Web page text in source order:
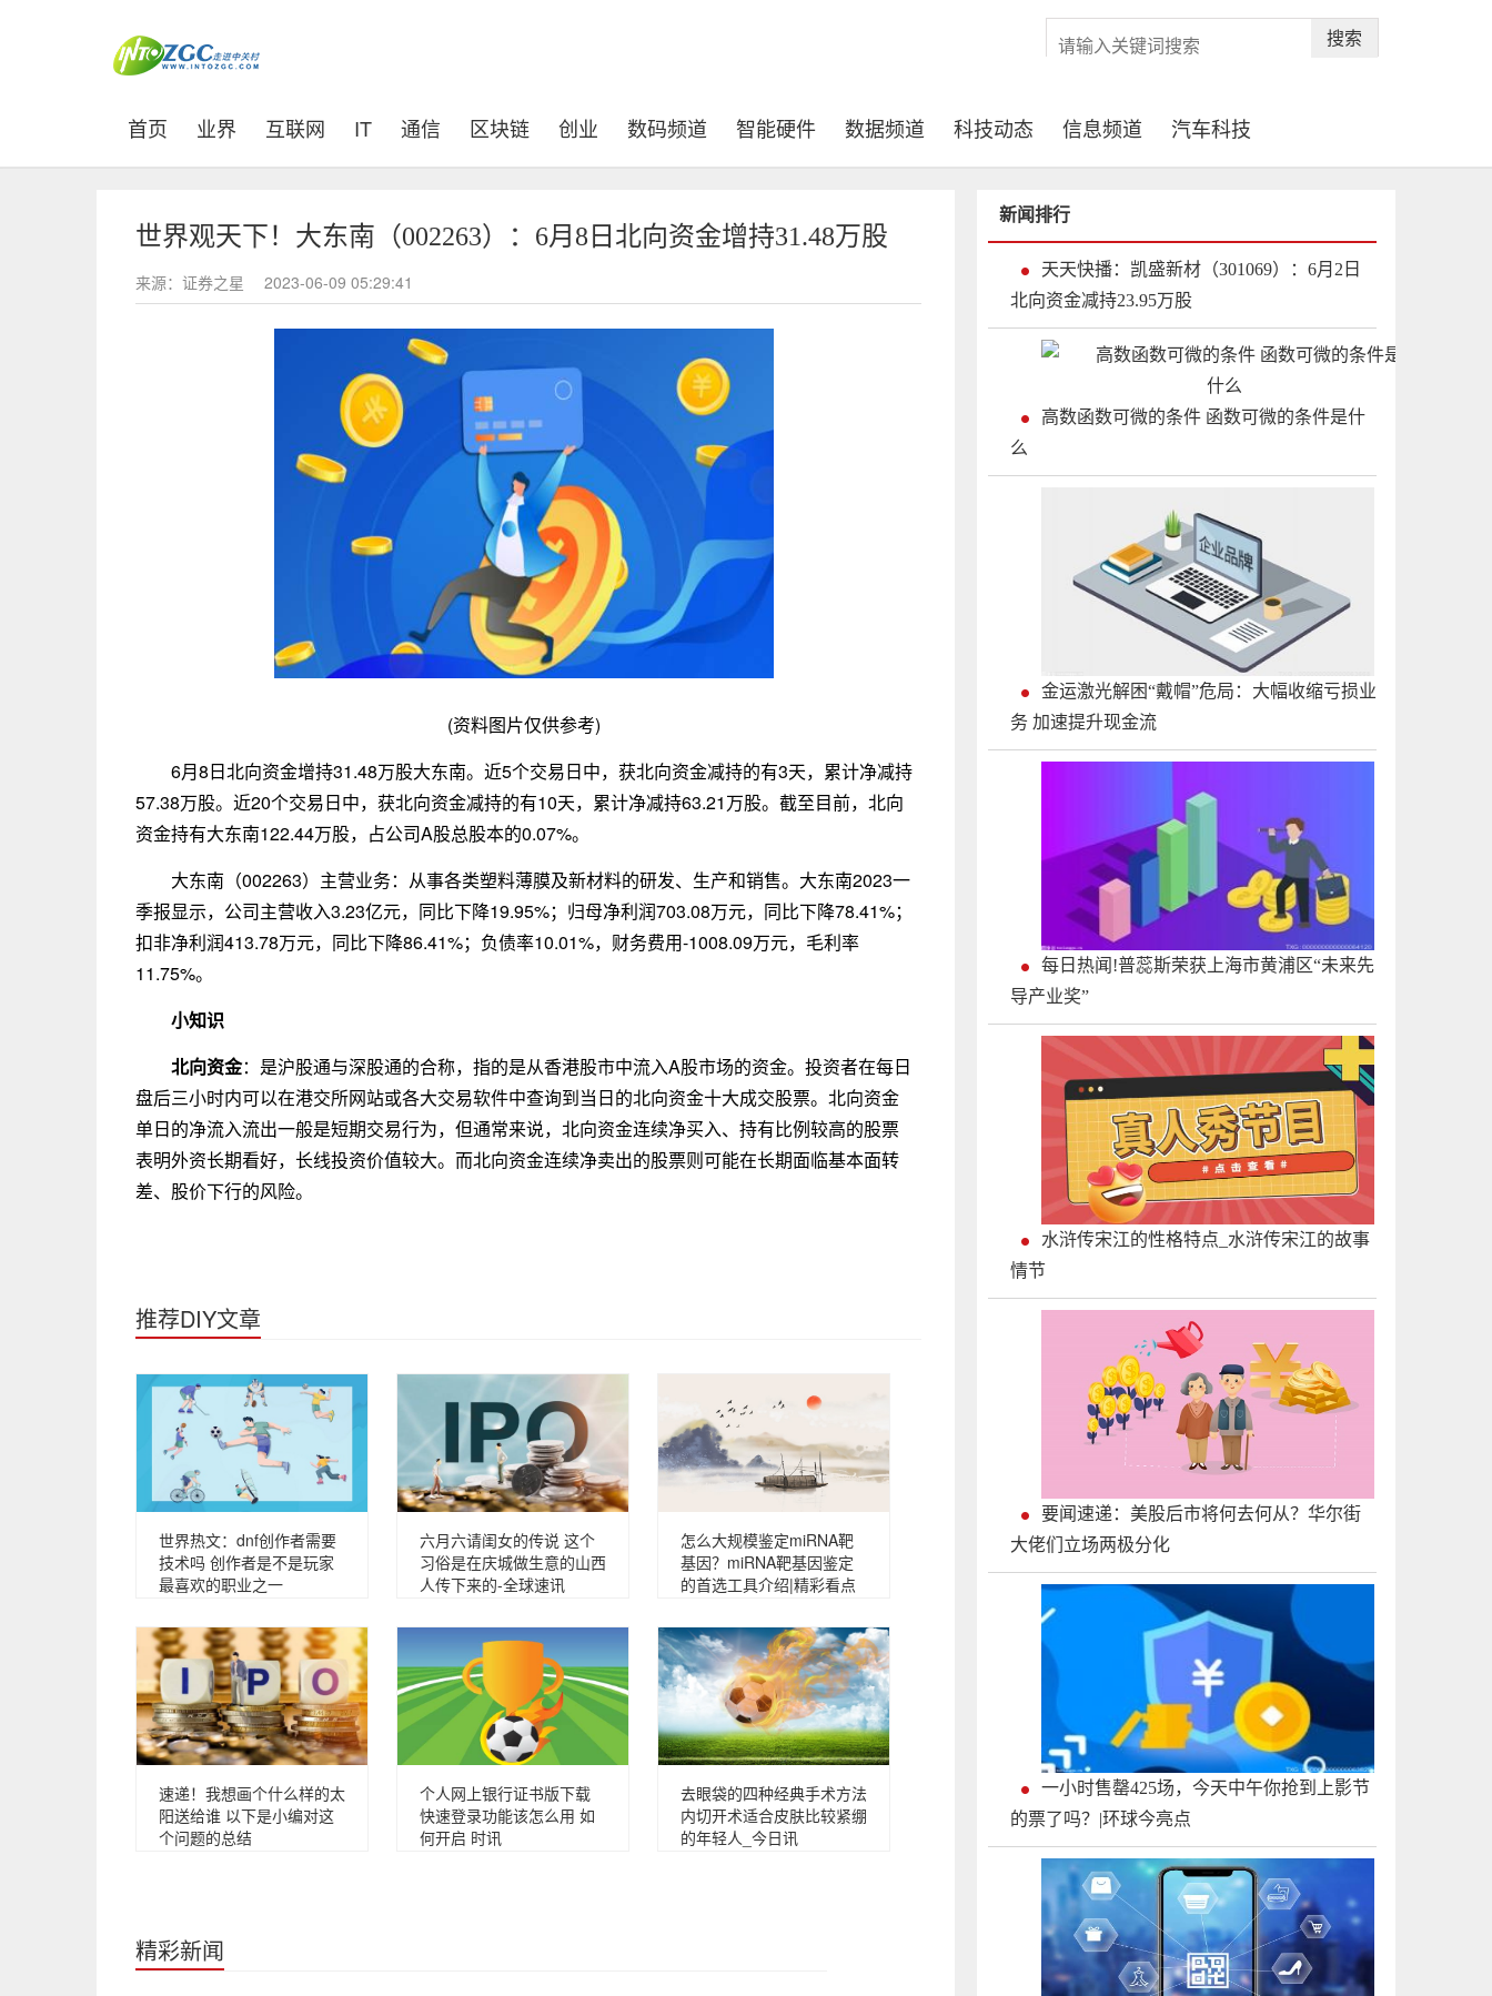
搜索
首页 (current)
业界 互联网 IT 通信 区块链 创业 数码频道 智能硬件 数据频道 科技动态 信息频道 汽车科技
世界观天下！大东南（002263）：6月8日北向资金增持31.48万股
来源：证券之星 2023-06-09 05:29:41
(资料图片仅供参考)
6月8日北向资金增持31.48万股大东南。近5个交易日中，获北向资金减持的有3天，累计净减持
57.38万股。近20个交易日中，获北向资金减持的有10天，累计净减持63.21万股。截至目前，北向
资金持有大东南122.44万股，占公司A股总股本的0.07%。
大东南（002263）主营业务：从事各类塑料薄膜及新材料的研发、生产和销售。大东南2023一
季报显示，公司主营收入3.23亿元，同比下降19.95%；归母净利润703.08万元，同比下降78.41%；
扣非净利润413.78万元，同比下降86.41%；负债率10.01%，财务费用-1008.09万元，毛利率
11.75%。
小知识
北向资金：是沪股通与深股通的合称，指的是从香港股市中流入A股市场的资金。投资者在每日
盘后三小时内可以在港交所网站或各大交易软件中查询到当日的北向资金十大成交股票。北向资金
单日的净流入流出一般是短期交易行为，但通常来说，北向资金连续净买入、持有比例较高的股票
表明外资长期看好，长线投资价值较大。而北向资金连续净卖出的股票则可能在长期面临基本面转
差、股价下行的风险。
推荐DIY文章
世界热文：dnf创作者需要
技术吗 创作者是不是玩家
最喜欢的职业之一
六月六请闺女的传说 这个
习俗是在庆城做生意的山西
人传下来的-全球速讯
怎么大规模鉴定miRNA靶
基因？miRNA靶基因鉴定
的首选工具介绍|精彩看点
速递！我想画个什么样的太
阳送给谁 以下是小编对这
个问题的总结
个人网上银行证书版下载
快速登录功能该怎么用 如
何开启 时讯
去眼袋的四种经典手术方法
内切开术适合皮肤比较紧绷
的年轻人_今日讯
精彩新闻
新闻排行
天天快播：凯盛新材（301069）：6月2日
北向资金减持23.95万股
高数函数可微的条件 函数可微的条件是什
么
金运激光解困“戴帽”危局：大幅收缩亏损业
务 加速提升现金流
每日热闻!普蕊斯荣获上海市黄浦区“未来先
导产业奖”
水浒传宋江的性格特点_水浒传宋江的故事
情节
要闻速递：美股后市将何去何从？华尔街
大佬们立场两极分化
一小时售罄425场，今天中午你抢到上影节
的票了吗？|环球今亮点